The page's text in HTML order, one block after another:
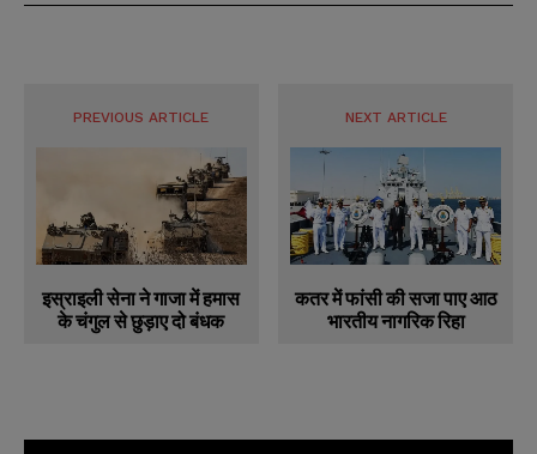
PREVIOUS ARTICLE
इस्राइली सेना ने गाजा में हमास
के चंगुल से छुड़ाए दो बंधक
NEXT ARTICLE
कतर में फांसी की सजा पाए आठ
भारतीय नागरिक रिहा